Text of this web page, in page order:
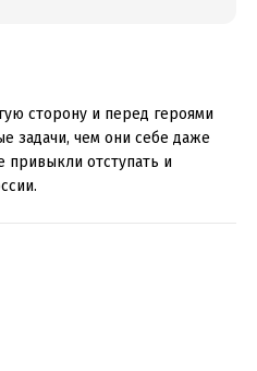
сторону и перед героями
задачи, чем они себе даже
привыкли отступать и